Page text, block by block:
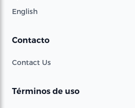
English
Contacto
Contact Us
Términos de uso